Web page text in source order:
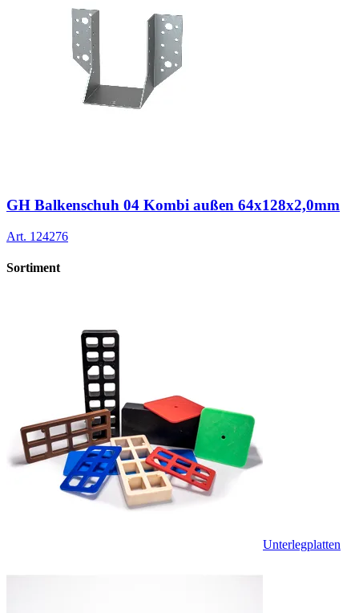
GH Balkenschuh 04 Kombi außen 64x128x2,0mm
Art. 124276
Sortiment
Unterlegplatten